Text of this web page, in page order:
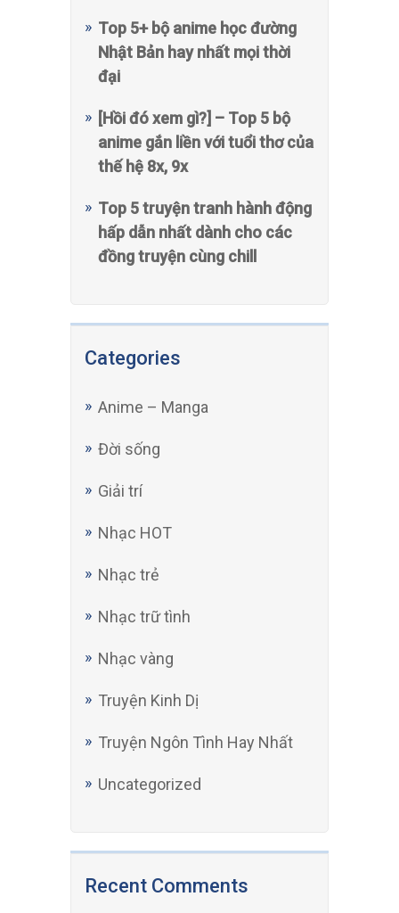
Top 5+ bộ anime học đường
Nhật Bản hay nhất mọi thời
đại
[Hồi đó xem gì?] – Top 5 bộ
anime gắn liền với tuổi thơ của
thế hệ 8x, 9x
Top 5 truyện tranh hành động
hấp dẫn nhất dành cho các
đồng truyện cùng chill
Categories
Anime – Manga
Đời sống
Giải trí
Nhạc HOT
Nhạc trẻ
Nhạc trữ tình
Nhạc vàng
Truyện Kinh Dị
Truyện Ngôn Tình Hay Nhất
Uncategorized
Recent Comments